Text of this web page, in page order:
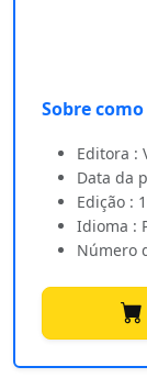
Sobre
Editora :
Data da
Edição :
Idioma :
Número